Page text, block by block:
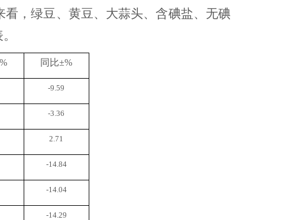
看，绿豆、黄豆、大蒜头、含碘盐、无碘
同比±%
-9.59
-3.36
2.71
-14.84
-14.04
-14.29